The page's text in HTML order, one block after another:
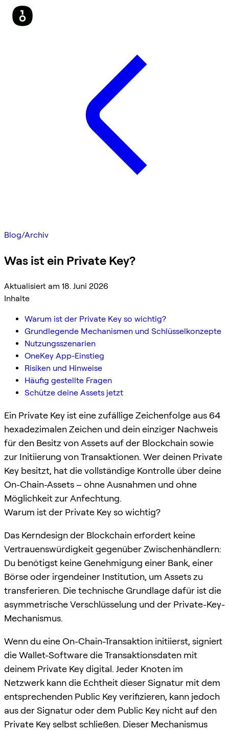
Blog/Archiv
Was ist ein Private Key?
Aktualisiert am 18. Juni 2026
Inhalte
Warum ist der Private Key so wichtig?
Grundlegende Mechanismen und Schlüsselkonzepte
Nutzungsszenarien
OneKey App-Einstieg
Risiken und Hinweise
Häufig gestellte Fragen
Schütze deine Assets jetzt
Ein Private Key ist eine zufällige Zeichenfolge aus 64
hexadezimalen Zeichen und dein einziger Nachweis
für den Besitz von Assets auf der Blockchain sowie
zur Initiierung von Transaktionen. Wer deinen Private
Key besitzt, hat die vollständige Kontrolle über deine
On-Chain-Assets – ohne Ausnahmen und ohne
Möglichkeit zur Anfechtung.
Warum ist der Private Key so wichtig?
Das Kerndesign der Blockchain erfordert keine
Vertrauenswürdigkeit gegenüber Zwischenhändlern:
Du benötigst keine Genehmigung einer Bank, einer
Börse oder irgendeiner Institution, um Assets zu
transferieren. Die technische Grundlage dafür ist die
asymmetrische Verschlüsselung und der Private-Key-
Mechanismus.
Wenn du eine On-Chain-Transaktion initiierst, signiert
die Wallet-Software die Transaktionsdaten mit
deinem Private Key digital. Jeder Knoten im
Netzwerk kann die Echtheit dieser Signatur mit dem
entsprechenden Public Key verifizieren, kann jedoch
aus der Signatur oder dem Public Key nicht auf den
Private Key selbst schließen. Dieser Mechanismus